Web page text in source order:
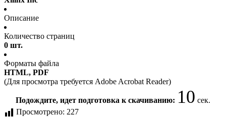
Описание
Количество страниц
0 шт.
Форматы файла
HTML, PDF
(Для просмотра требуется Adobe Acrobat Reader)
Подождите, идет подготовка к скачиванию: 10 сек.
Просмотрено: 227